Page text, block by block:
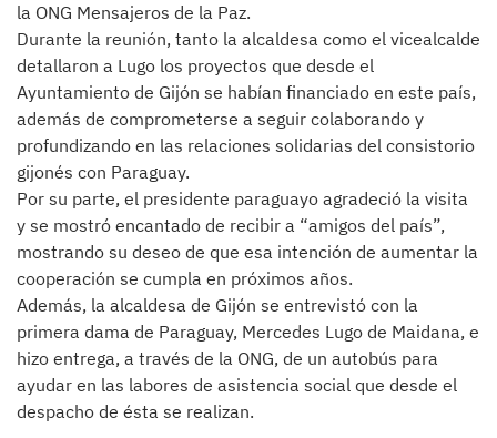
la ONG Mensajeros de la Paz.
Durante la reunión, tanto la alcaldesa como el vicealcalde
detallaron a Lugo los proyectos que desde el
Ayuntamiento de Gijón se habían financiado en este país,
además de comprometerse a seguir colaborando y
profundizando en las relaciones solidarias del consistorio
gijonés con Paraguay.
Por su parte, el presidente paraguayo agradeció la visita
y se mostró encantado de recibir a “amigos del país”,
mostrando su deseo de que esa intención de aumentar la
cooperación se cumpla en próximos años.
Además, la alcaldesa de Gijón se entrevistó con la
primera dama de Paraguay, Mercedes Lugo de Maidana, e
hizo entrega, a través de la ONG, de un autobús para
ayudar en las labores de asistencia social que desde el
despacho de ésta se realizan.